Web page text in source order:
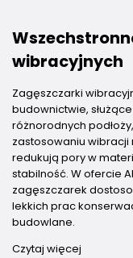
wibracyjnych
Zagęszczarki
budownictwie,
różnorodnych
zastosowaniu wibracji
redukują pory w
stabilność. W ofercie
zagęszczarek
lekkich prac
budowlane.
Czytaj więcej